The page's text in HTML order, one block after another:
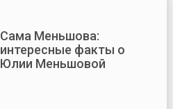
Сама Меньшова:
интересные факты о
Юлии Меньшовой